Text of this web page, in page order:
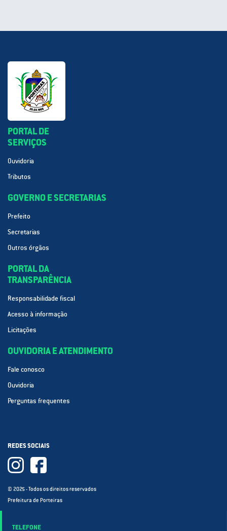
PORTAL DE
SERVIÇOS
Ouvidoria
Tributos
GOVERNO E SECRETARIAS
Prefeito
Secretarias
Outros órgãos
PORTAL DA
TRANSPARÊNCIA
Responsabilidade fiscal
Acesso à informação
Licitações
OUVIDORIA E ATENDIMENTO
Fale conosco
Ouvidoria
Perguntas frequentes
REDES SOCIAIS
© 2025 - Todos os direitos reservados
Prefeitura de Porteiras
TELEFONE